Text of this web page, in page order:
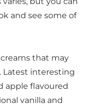
and see some of
that may
Latest interesting
apple flavoured
vanilla and